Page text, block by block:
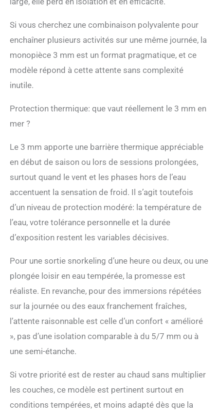
Si vous cherchez une combinaison polyvalente pour
enchaîner plusieurs activités sur une même journée, la
monopièce 3 mm est un format pragmatique, et ce
modèle répond à cette attente sans complexité
inutile.
Protection thermique: que vaut réellement le 3 mm en
mer ?
Le 3 mm apporte une barrière thermique appréciable
en début de saison ou lors de sessions prolongées,
surtout quand le vent et les phases hors de l’eau
accentuent la sensation de froid. Il s’agit toutefois
d’un niveau de protection modéré: la température de
l’eau, votre tolérance personnelle et la durée
d’exposition restent les variables décisives.
Pour une sortie snorkeling d’une heure ou deux, ou une
plongée loisir en eau tempérée, la promesse est
réaliste. En revanche, pour des immersions répétées
sur la journée ou des eaux franchement fraîches,
l’attente raisonnable est celle d’un confort « amélioré
», pas d’une isolation comparable à du 5/7 mm ou à
une semi-étanche.
Si votre priorité est de rester au chaud sans multiplier
les couches, ce modèle est pertinent surtout en
conditions tempérées, et moins adapté dès que la